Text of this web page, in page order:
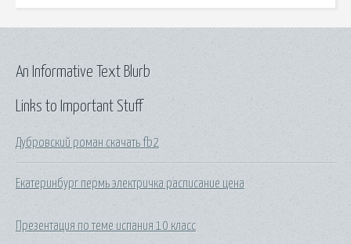
Links to Important Stuff
Дубровский роман скачать fb2
Екатеринбург пермь электричка расписание цена
Презентация по теме испания 10 класс
An Informative Text Blurb